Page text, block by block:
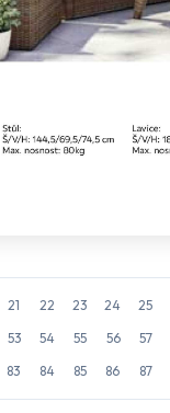
21 22 23 24 25
53 54 55 56 57
83 84 85 86 87